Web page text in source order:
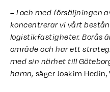
– I och med försäljningen
koncentrerar vi vårt
logistikfastigheter. Borås
område och har ett
med sin närhet till
hamn, säger Joakim Hedin,